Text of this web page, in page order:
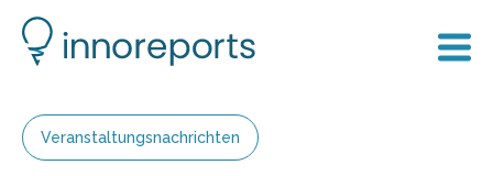
Veranstaltungsnachrichten